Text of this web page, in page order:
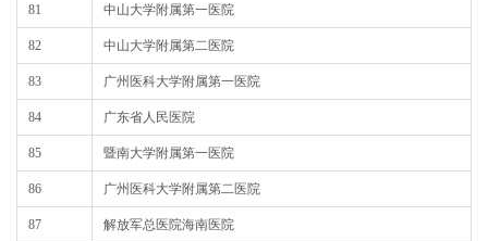
81 中山大学附属第一医院
82 中山大学附属第二医院
83 广州医科大学附属第一医院
84 广东省人民医院
85 暨南大学附属第一医院
86 广州医科大学附属第二医院
87 解放军总医院海南医院